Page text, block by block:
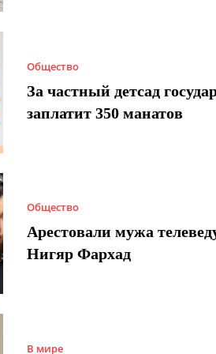
Общество
За частный детсад
заплатит 350 манатов
Общество
Арестовали мужа
Нигяр Фархад
В мире